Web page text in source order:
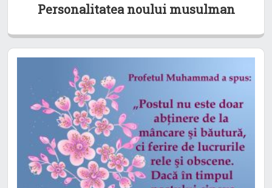
Personalitatea noului musulman